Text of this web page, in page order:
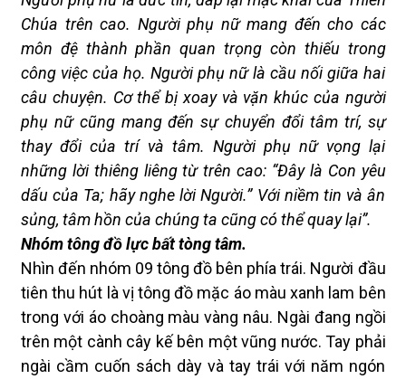
Chúa trên cao. Người phụ nữ mang đến cho các
môn đệ thành phần quan trọng còn thiếu trong
công việc của họ. Người phụ nữ là cầu nối giữa hai
câu chuyện. Cơ thể bị xoay và vặn khúc của người
phụ nữ cũng mang đến sự chuyển đổi tâm trí, sự
thay đổi của trí và tâm. Người phụ nữ vọng lại
những lời thiêng liêng từ trên cao: “Đây là Con yêu
dấu của Ta; hãy nghe lời Người.” Với niềm tin và ân
sủng, tâm hồn của chúng ta cũng có thể quay lại”.
Nhóm tông đồ lực bất tòng tâm.
Nhìn đến nhóm 09 tông đồ bên phía trái. Người đầu
tiên thu hút là vị tông đồ mặc áo màu xanh lam bên
trong với áo choàng màu vàng nâu. Ngài đang ngồi
trên một cành cây kế bên một vũng nước. Tay phải
ngài cầm cuốn sách dày và tay trái với năm ngón